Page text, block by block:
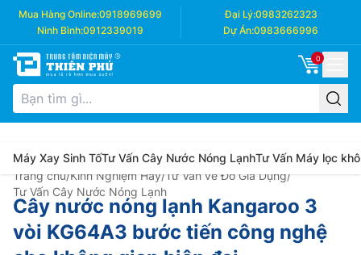
Mua Hàng Online:0918969699 Đại Lý:0983262323
Ninh Bình:0912339019 Dự Án:0983666996
0
Máy Xay Sinh TốTư Vấn Cây Nước Nóng LạnhTư Vấn Máy lọc
Trang chủ/Kinh Nghiệm Hay/Tư Vấn về Đồ Gia Dụng/
Tư Vấn Cây Nước Nóng Lạnh
Cây nước nóng lạnh Kangaroo 3
vòi KG64A3 bước tiến công nghệ